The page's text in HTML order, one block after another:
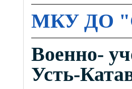
МКУ ДО
Военно-
Усть-